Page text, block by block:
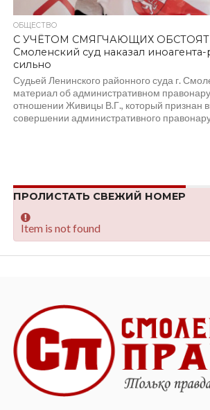
ОБЩЕСТВО
С УЧЁТОМ СМЯГЧАЮЩИХ
Смоленский суд наказал
сильно
Судьей Ленинского районного суда г.
материал об административном
отношении Живицы В.Г., который признан
совершении административного
ПРОЛИСТАТЬ СВЕЖИЙ НОМЕР
Item is not found